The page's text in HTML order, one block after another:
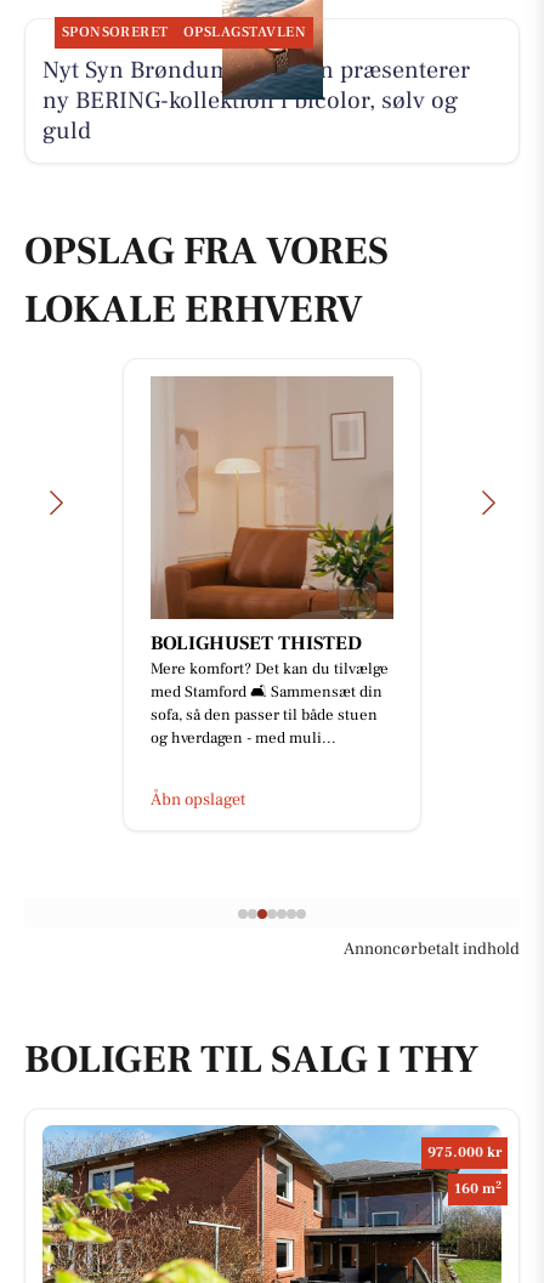
SPONSORERET OPSLAGSTAVLEN
Nyt Syn Brøndum Jeppesen præsenterer
ny BERING-kollektion i bicolor, sølv og
guld
OPSLAG FRA VORES
LOKALE ERHVERV
BOLIGHUSET THISTED
Mere komfort? Det kan du tilvælge
med Stamford 🛋️ Sammensæt din
sofa, så den passer til både stuen
og hverdagen - med muli...
Åbn opslaget
Annoncørbetalt indhold
BOLIGER TIL SALG I THY
975.000 kr
160 m2